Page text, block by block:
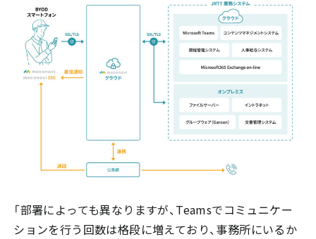
「部署によっても異なりますが、Teamsでコミュニケー
ションを行う回数は格段に増えており、事務所にいるか